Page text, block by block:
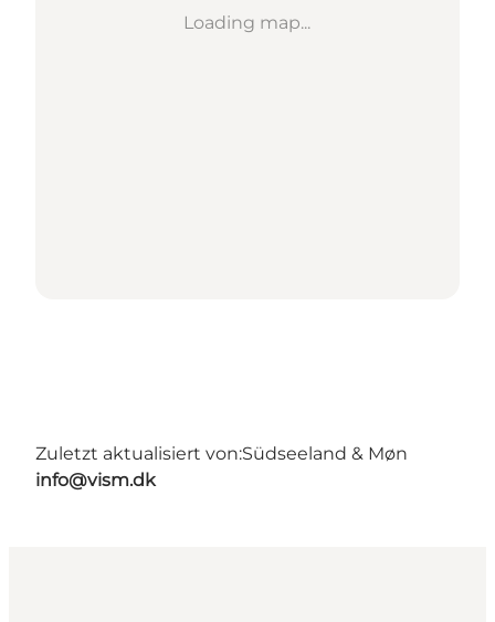
Loading map...
Zuletzt aktualisiert von:Südseeland & Møn
info@vism.dk